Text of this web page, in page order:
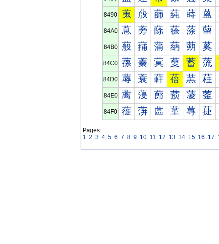
8490 蒐 蒑 蒒 蒓 蒔 蒕
84A0 蒠 蒡 蒢 蒣 蒤 蒥
84B0 蒰 蒱 蒲 蒳 蒴 蒵
84C0 蓀 蓁 蓂 蓃 蓄 蓅
84D0 蓐 蓑 蓒 蓓 蓔 蓕
84E0 蓠 蓡 蓢 蓣 蓤 蓥
84F0 蓰 蓱 蓲 蓳 蓴 蓵
Pages:
1 2 3 4 5 6 7 8 9 10 11 12 13 14 15 16 17